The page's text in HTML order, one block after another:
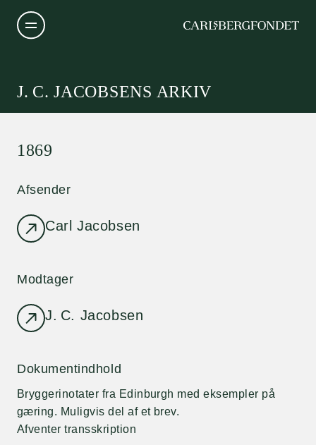
J. C. JACOBSENS ARKIV
1869
Afsender
Carl Jacobsen
Modtager
J. C. Jacobsen
Dokumentindhold
Bryggerinotater fra Edinburgh med eksempler på
gæring. Muligvis del af et brev.
Afventer transskription